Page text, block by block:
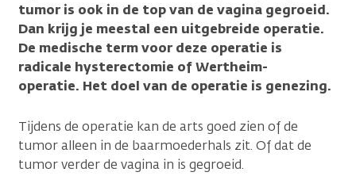
tumor is ook in de top van de vagina gegroeid.
Dan krijg je meestal een uitgebreide operatie.
De medische term voor deze operatie is
radicale hysterectomie of Wertheim-
operatie. Het doel van de operatie is genezing.
Tijdens de operatie kan de arts goed zien of de
tumor alleen in de baarmoederhals zit. Of dat de
tumor verder de vagina in is gegroeid.